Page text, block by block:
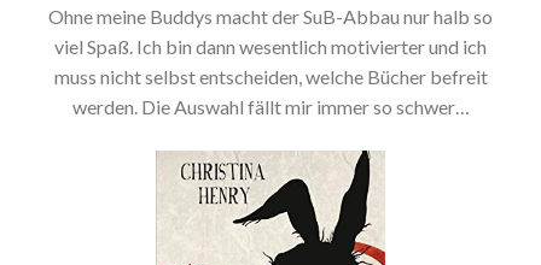
Ohne meine Buddys macht der SuB-Abbau nur halb so
viel Spaß. Ich bin dann wesentlich motivierter und ich
muss nicht selbst entscheiden, welche Bücher befreit
werden. Die Auswahl fällt mir immer so schwer…